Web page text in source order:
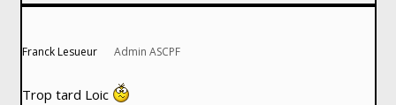
Franck Lesueur Admin ASCPF
Trop tard Loic